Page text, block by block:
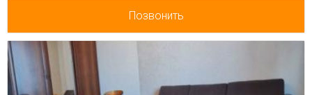
Позвонить